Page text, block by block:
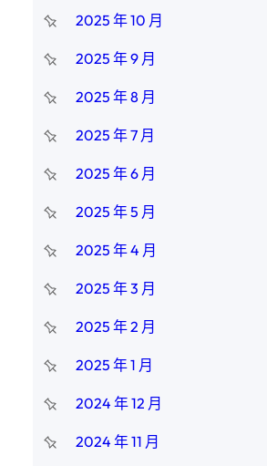
2025 年 10 月
2025 年 9 月
2025 年 8 月
2025 年 7 月
2025 年 6 月
2025 年 5 月
2025 年 4 月
2025 年 3 月
2025 年 2 月
2025 年 1 月
2024 年 12 月
2024 年 11 月